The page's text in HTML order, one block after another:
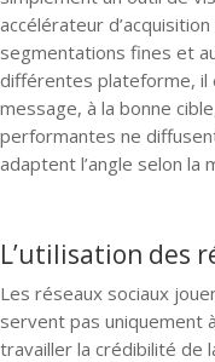
accélérateur
segmentations fines et
différentes plateforme, il
message, à la bonne
performantes ne
adaptent l’angle selon la
L’utilisation des
Les réseaux sociaux
servent pas uniquement
travailler la crédibilité de